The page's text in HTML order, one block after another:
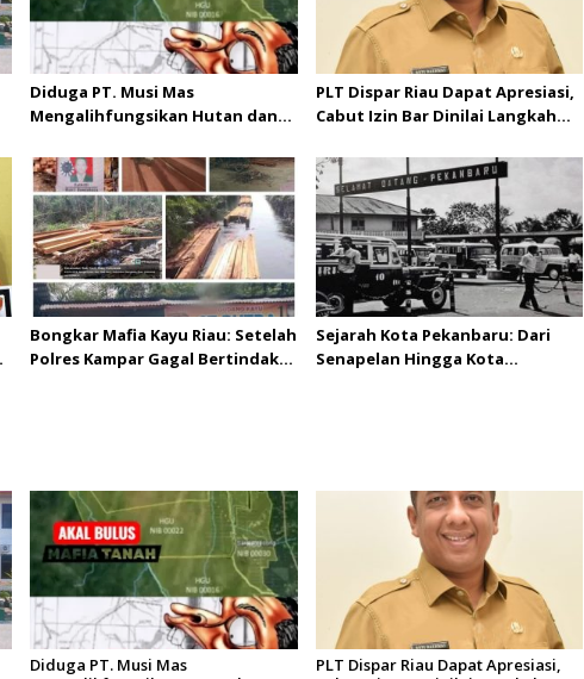
Diduga PT. Musi Mas
Mengalihfungsikan Hutan dan
melebihi batas izin yang
diizinkan
PLT Dispar Riau Dapat Apresiasi,
Cabut Izin Bar Dinilai Langkah
Bongkar Mafia Kayu Riau: Setelah
Polres Kampar Gagal Bertindak,
Sejarah Kota Pekanbaru: Dari
Senapelan Hingga Kota
Diduga PT. Musi Mas
PLT Dispar Riau Dapat Apresiasi,